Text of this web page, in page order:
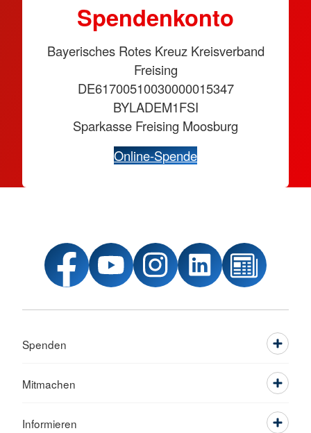
Spendenkonto
Bayerisches Rotes Kreuz Kreisverband
Freising
DE61700510030000015347
BYLADEM1FSI
Sparkasse Freising Moosburg
Online-Spende
Spenden
Mitmachen
Informieren